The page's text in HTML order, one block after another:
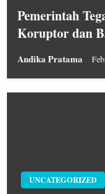
Pemerintah
Koruptor dan
Andika Pratama
UNCATEGORIZED